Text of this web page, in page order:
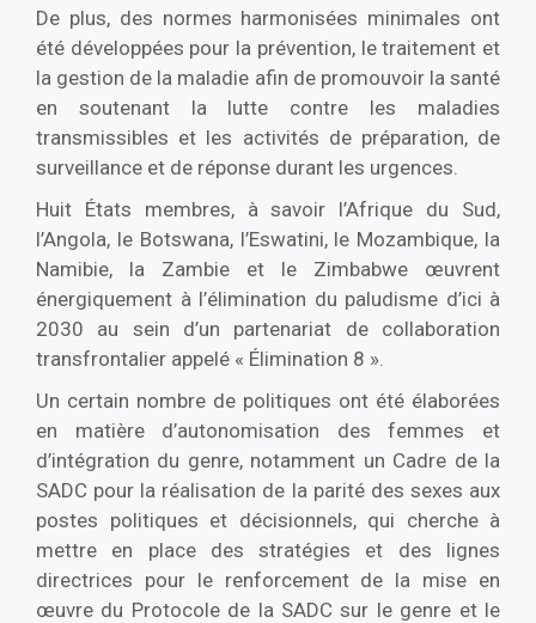
De plus, des normes harmonisées minimales ont
été développées pour la prévention, le traitement et
la gestion de la maladie afin de promouvoir la santé
en soutenant la lutte contre les maladies
transmissibles et les activités de préparation, de
surveillance et de réponse durant les urgences.
Huit États membres, à savoir l’Afrique du Sud,
l’Angola, le Botswana, l’Eswatini, le Mozambique, la
Namibie, la Zambie et le Zimbabwe œuvrent
énergiquement à l’élimination du paludisme d’ici à
2030 au sein d’un partenariat de collaboration
transfrontalier appelé « Élimination 8 ».
Un certain nombre de politiques ont été élaborées
en matière d’autonomisation des femmes et
d’intégration du genre, notamment un Cadre de la
SADC pour la réalisation de la parité des sexes aux
postes politiques et décisionnels, qui cherche à
mettre en place des stratégies et des lignes
directrices pour le renforcement de la mise en
œuvre du Protocole de la SADC sur le genre et le